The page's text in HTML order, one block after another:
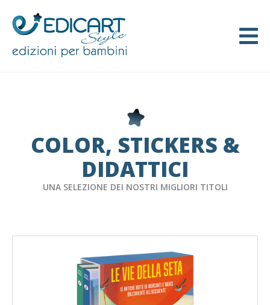
COLOR, STICKERS &
DIDATTICI
UNA SELEZIONE DEI NOSTRI MIGLIORI TITOLI